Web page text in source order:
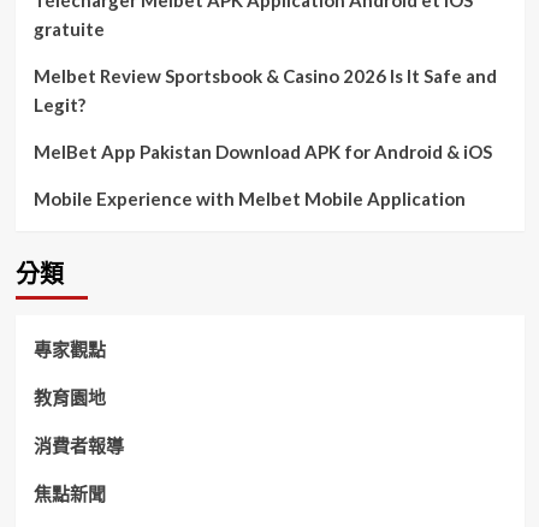
gratuite
Melbet Review Sportsbook & Casino 2026 Is It Safe and
Legit?
MelBet App Pakistan Download APK for Android & iOS
Mobile Experience with Melbet Mobile Application
分類
專家觀點
教育園地
消費者報導
焦點新聞